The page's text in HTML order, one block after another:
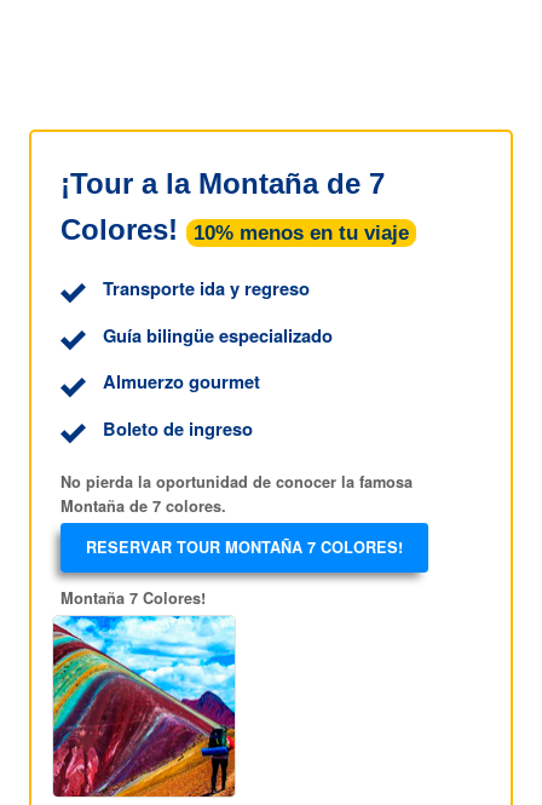
¡Tour a la Montaña de 7
Colores! 10% menos en tu viaje
Transporte ida y regreso
Guía bilingüe especializado
Almuerzo gourmet
Boleto de ingreso
No pierda la oportunidad de conocer la famosa
Montaña de 7 colores.
RESERVAR TOUR MONTAÑA 7 COLORES!
Montaña 7 Colores!